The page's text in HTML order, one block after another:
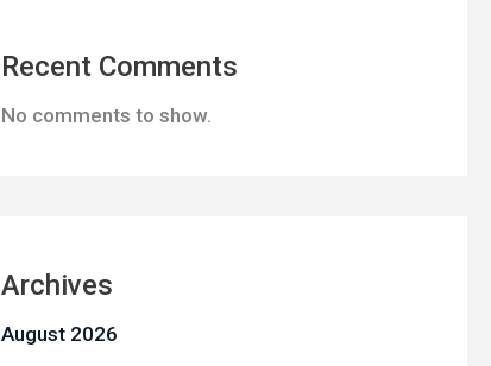
Recent Comments
No comments to show.
Archives
August 2026